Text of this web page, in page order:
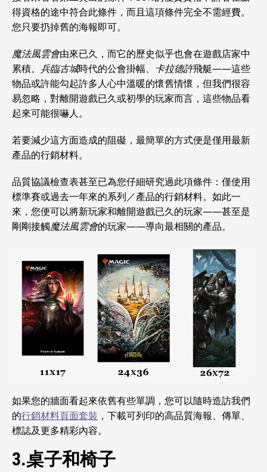
得資格的途中符合此條件，而且這項條件完全不需經費。
您只要扔掉舊的海報即可。
魔法風雲會由來已久，而它的歷史似乎也會在遊戲店家中
累積。 兵臨古城時代的公會掛幅、 卡拉德許飛艇——這些
物品或許能勾起許多人心中溫暖的懷舊情懷，但我們很容
易忽略，對離開遊戲已久或初學的玩家而言，這些物品看
起來可能很嚇人。
若要減少這方面造成的阻礙，最簡單的方式便是僅用最新
產品的行銷材料。
品質協議檢查表甚至已為您仔細研究過此項條件：僅使用
標準賽或過去一年來的系列／產品的行銷材料。如此一
來，您便可以將新玩家和離開遊戲已久的玩家——甚至是
剛剛接觸魔法風雲會的玩家——導向最相關的產品。
如果您的牆面看起來依舊有些單調，您可以隨時造訪我們
的行銷材料頁面套裝 ，下載可列印的高品質海報、傳單、
標誌及更多精彩內容。
3.桌子和椅子